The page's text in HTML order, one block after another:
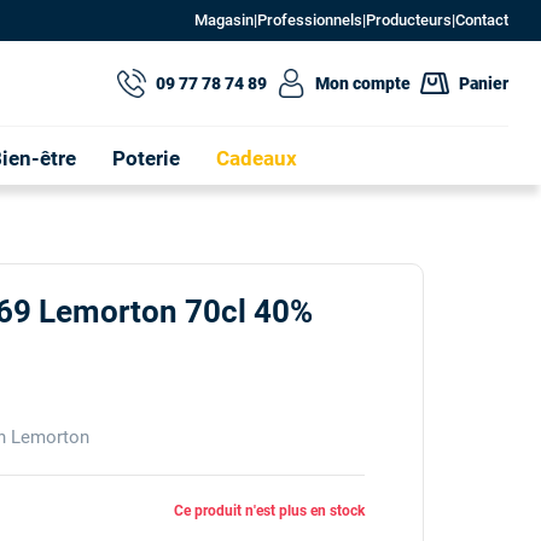
Magasin|Professionnels|Producteurs|Contact
être Poterie Cadeaux
09 77 78 74 89 Mon compte Panier
Lemorton 70cl 40%
Lemorton
Ce produit n'est plus en stock